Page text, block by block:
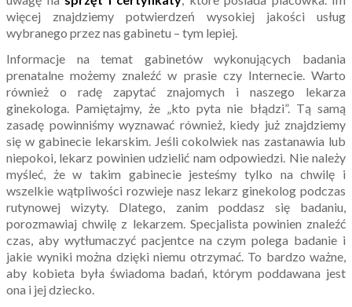
więcej znajdziemy potwierdzeń wysokiej jakości usług
wybranego przez nas gabinetu – tym lepiej.
Informacje na temat gabinetów wykonujących badania
prenatalne możemy znaleźć w prasie czy Internecie. Warto
również o radę zapytać znajomych i naszego lekarza
ginekologa. Pamiętajmy, że „kto pyta nie błądzi”. Tą samą
zasadę powinniśmy wyznawać również, kiedy już znajdziemy
się w gabinecie lekarskim. Jeśli cokolwiek nas zastanawia lub
niepokoi, lekarz powinien udzielić nam odpowiedzi. Nie należy
myśleć, że w takim gabinecie jesteśmy tylko na chwilę i
wszelkie wątpliwości rozwieje nasz lekarz ginekolog podczas
rutynowej wizyty. Dlatego, zanim poddasz się badaniu,
porozmawiaj chwilę z lekarzem. Specjalista powinien znaleźć
czas, aby wytłumaczyć pacjentce na czym polega badanie i
jakie wyniki można dzięki niemu otrzymać. To bardzo ważne,
aby kobieta była świadoma badań, którym poddawana jest
ona i jej dziecko.